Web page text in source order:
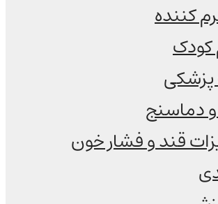
کننده
کودک
پزشکی
و دماسنج
قند و فشار خون